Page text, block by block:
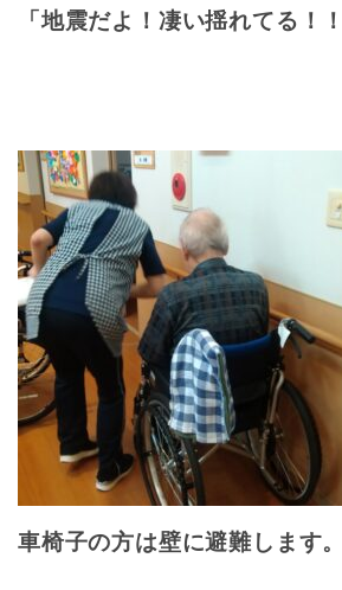
「地震だよ！凄い揺れてる！！
車椅子の方は壁に避難します。